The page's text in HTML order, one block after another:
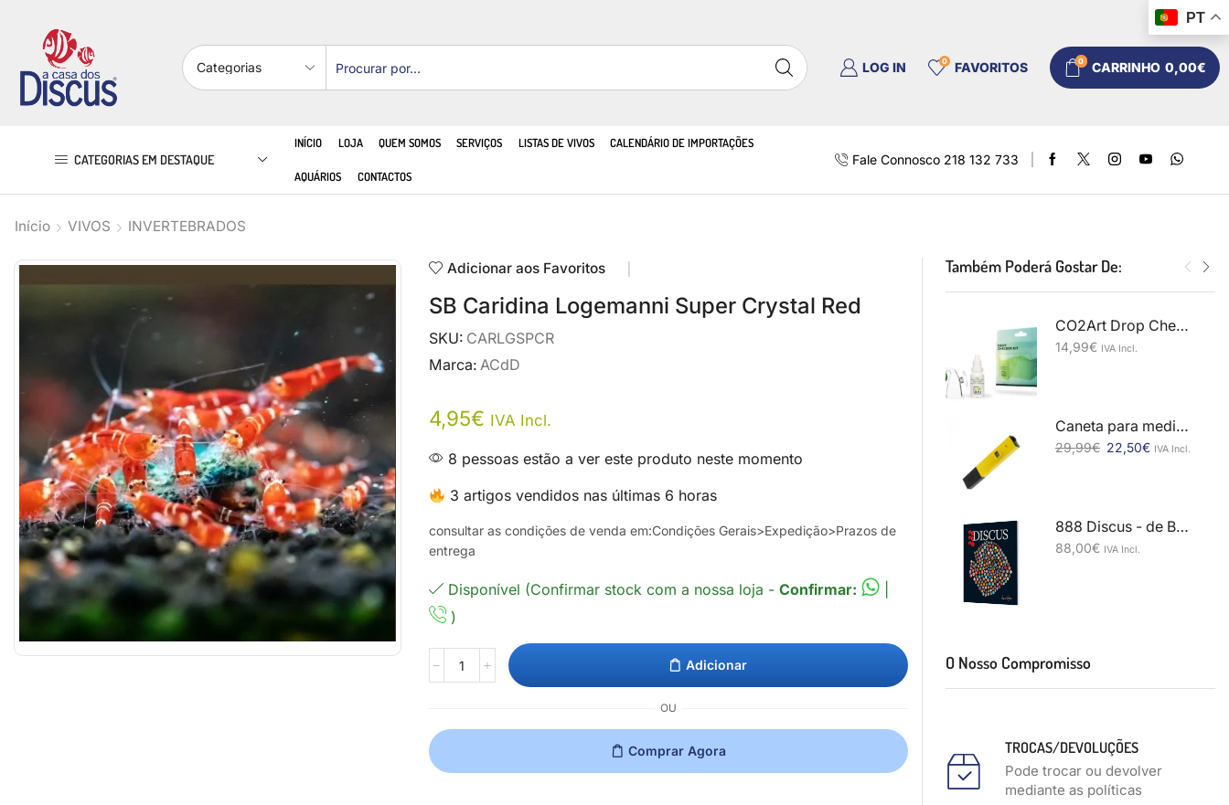
LOG IN 0 FAVORITOS 0 CARRINHO 0,00€
CATEGORIAS EM DESTAQUE
INÍCIO LOJA QUEM SOMOS SERVIÇOS LISTAS DE VIVOS CALENDÁRIO DE IMPORTAÇÕES
AQUÁRIOS CONTACTOS
Fale Connosco 218 132 733
Início VIVOS INVERTEBRADOS
Adicionar aos Favoritos
SB Caridina Logemanni Super Crystal Red
SKU: CARLGSPCR
Marca: ACdD
4,95€ IVA Incl.
8 pessoas estão a ver este produto neste momento
3 artigos vendidos nas últimas 6 horas
consultar as condições de venda em:Condições Gerais>Expedição>Prazos de
entrega
Disponível (Confirmar stock com a nossa loja - Confirmar:
|
)
Adicionar
OU
Comprar Agora
Também Poderá Gostar De:
CO2Art Drop Checker Kit
14,99€ IVA Incl.
Caneta para medição de PH
29,99€ 22,50€ IVA Incl.
888 Discus - de Bernd Degen
88,00€ IVA Incl.
O Nosso Compromisso
TROCAS/DEVOLUÇÕES
Pode trocar ou devolver
mediante as políticas
PT